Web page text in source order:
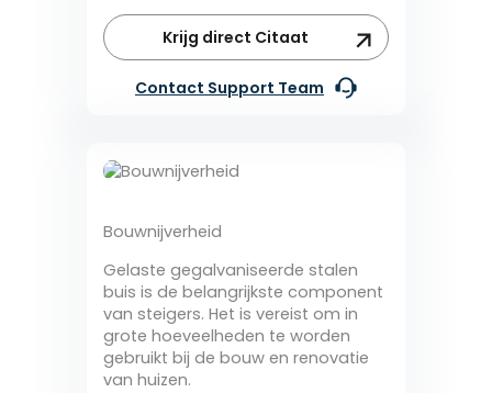
Krijg direct Citaat
Contact Support Team
Bouwnijverheid
Gelaste gegalvaniseerde stalen
buis is de belangrijkste component
van steigers. Het is vereist om in
grote hoeveelheden te worden
gebruikt bij de bouw en renovatie
van huizen.